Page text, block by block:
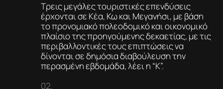
Τρεις μεγάλες τουριστικές επενδύσεις
έρχονται σε Κέα, Κω και Μεγανήσι, με βάση
το προνομιακό πολεοδομικό και οικονομικό
πλαίσιο της προηγούμενης δεκαετίας, με τις
περιβαλλοντικές τους επιπτώσεις να
δίνονται σε δημόσια διαβούλευση την
περασμένη εβδομάδα, λέει η “Κ”.